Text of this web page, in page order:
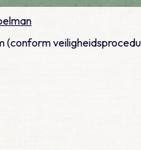
(conform